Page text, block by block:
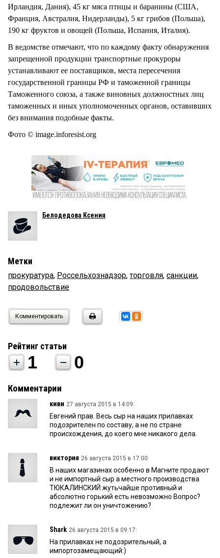
Ирландия, Дания), 45 кг мяса птицы и баранины (США,
Франция, Австралия, Нидерланды), 5 кг грибов (Польша),
190 кг фруктов и овощей (Польша, Испания, Италия).
В ведомстве отмечают, что по каждому факту обнаружения
запрещенной продукции транспортные прокуроры
устанавливают ее поставщиков, места пересечения
государственной границы РФ и таможенной границы
Таможенного союза, а также виновных должностных лиц
таможенных и иных уполномоченных органов, оставивших
без внимания подобные факты.
Фото © image.inforesist.org
Белодедова Ксения
Метки
прокуратура, Россельхознадзор,торговля, санкции,
продовольствие
Комментировать
Рейтинг статьи
1 0
Комментарии
киви 27 августа 2015 в 14:09:
Евгений прав. Весь сыр на наших прилавках
подозрителен по составу, а не по стране
происхождения, до коего мне никакого дела.
виктория 26 августа 2015 в 17:00:
В наших магазинах особенно в Магните продают
и не импортный сыр а местного производства
ТЮКАЛИНСКИЙ жутьчайше противный и
абсолютно горький есть невозможно Вопрос?
подлежит ли он уничтожению?
Shark 26 августа 2015 в 09:17:
На прилавках не подозрительный, а
импортозамещающий:)